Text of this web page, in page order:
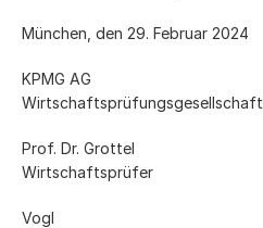
München, den 29. Februar 2024
KPMG AG
Wirtschaftsprüfungsgesellschaft
Prof. Dr. Grottel
Wirtschaftsprüfer
Vogl